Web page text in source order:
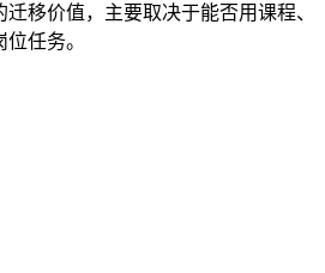
移价值，主要取决于能否用课程、
任务。